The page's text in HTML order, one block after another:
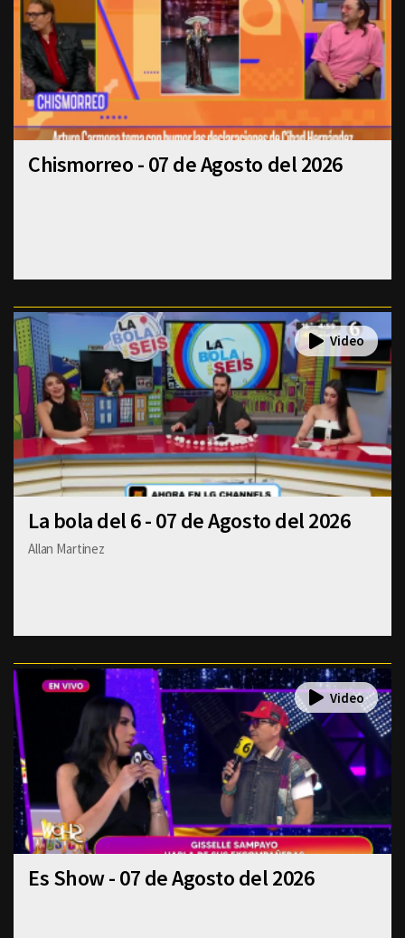
Chismorreo - 07 de Agosto del 2026
La bola del 6 - 07 de Agosto del 2026
Allan Martinez
Es Show - 07 de Agosto del 2026